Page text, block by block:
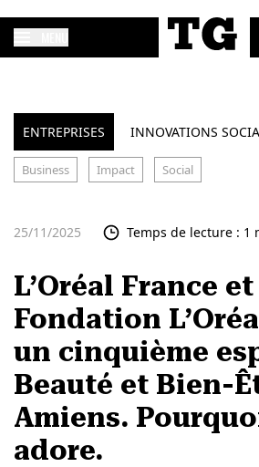
ENTREPRISES INNOVATIONS
Business Impact Social
25/11/2025 Temps de lecture : 1
L’Oréal France
Fondation
un cinquième
Beauté et Bien-
Amiens.
adore.